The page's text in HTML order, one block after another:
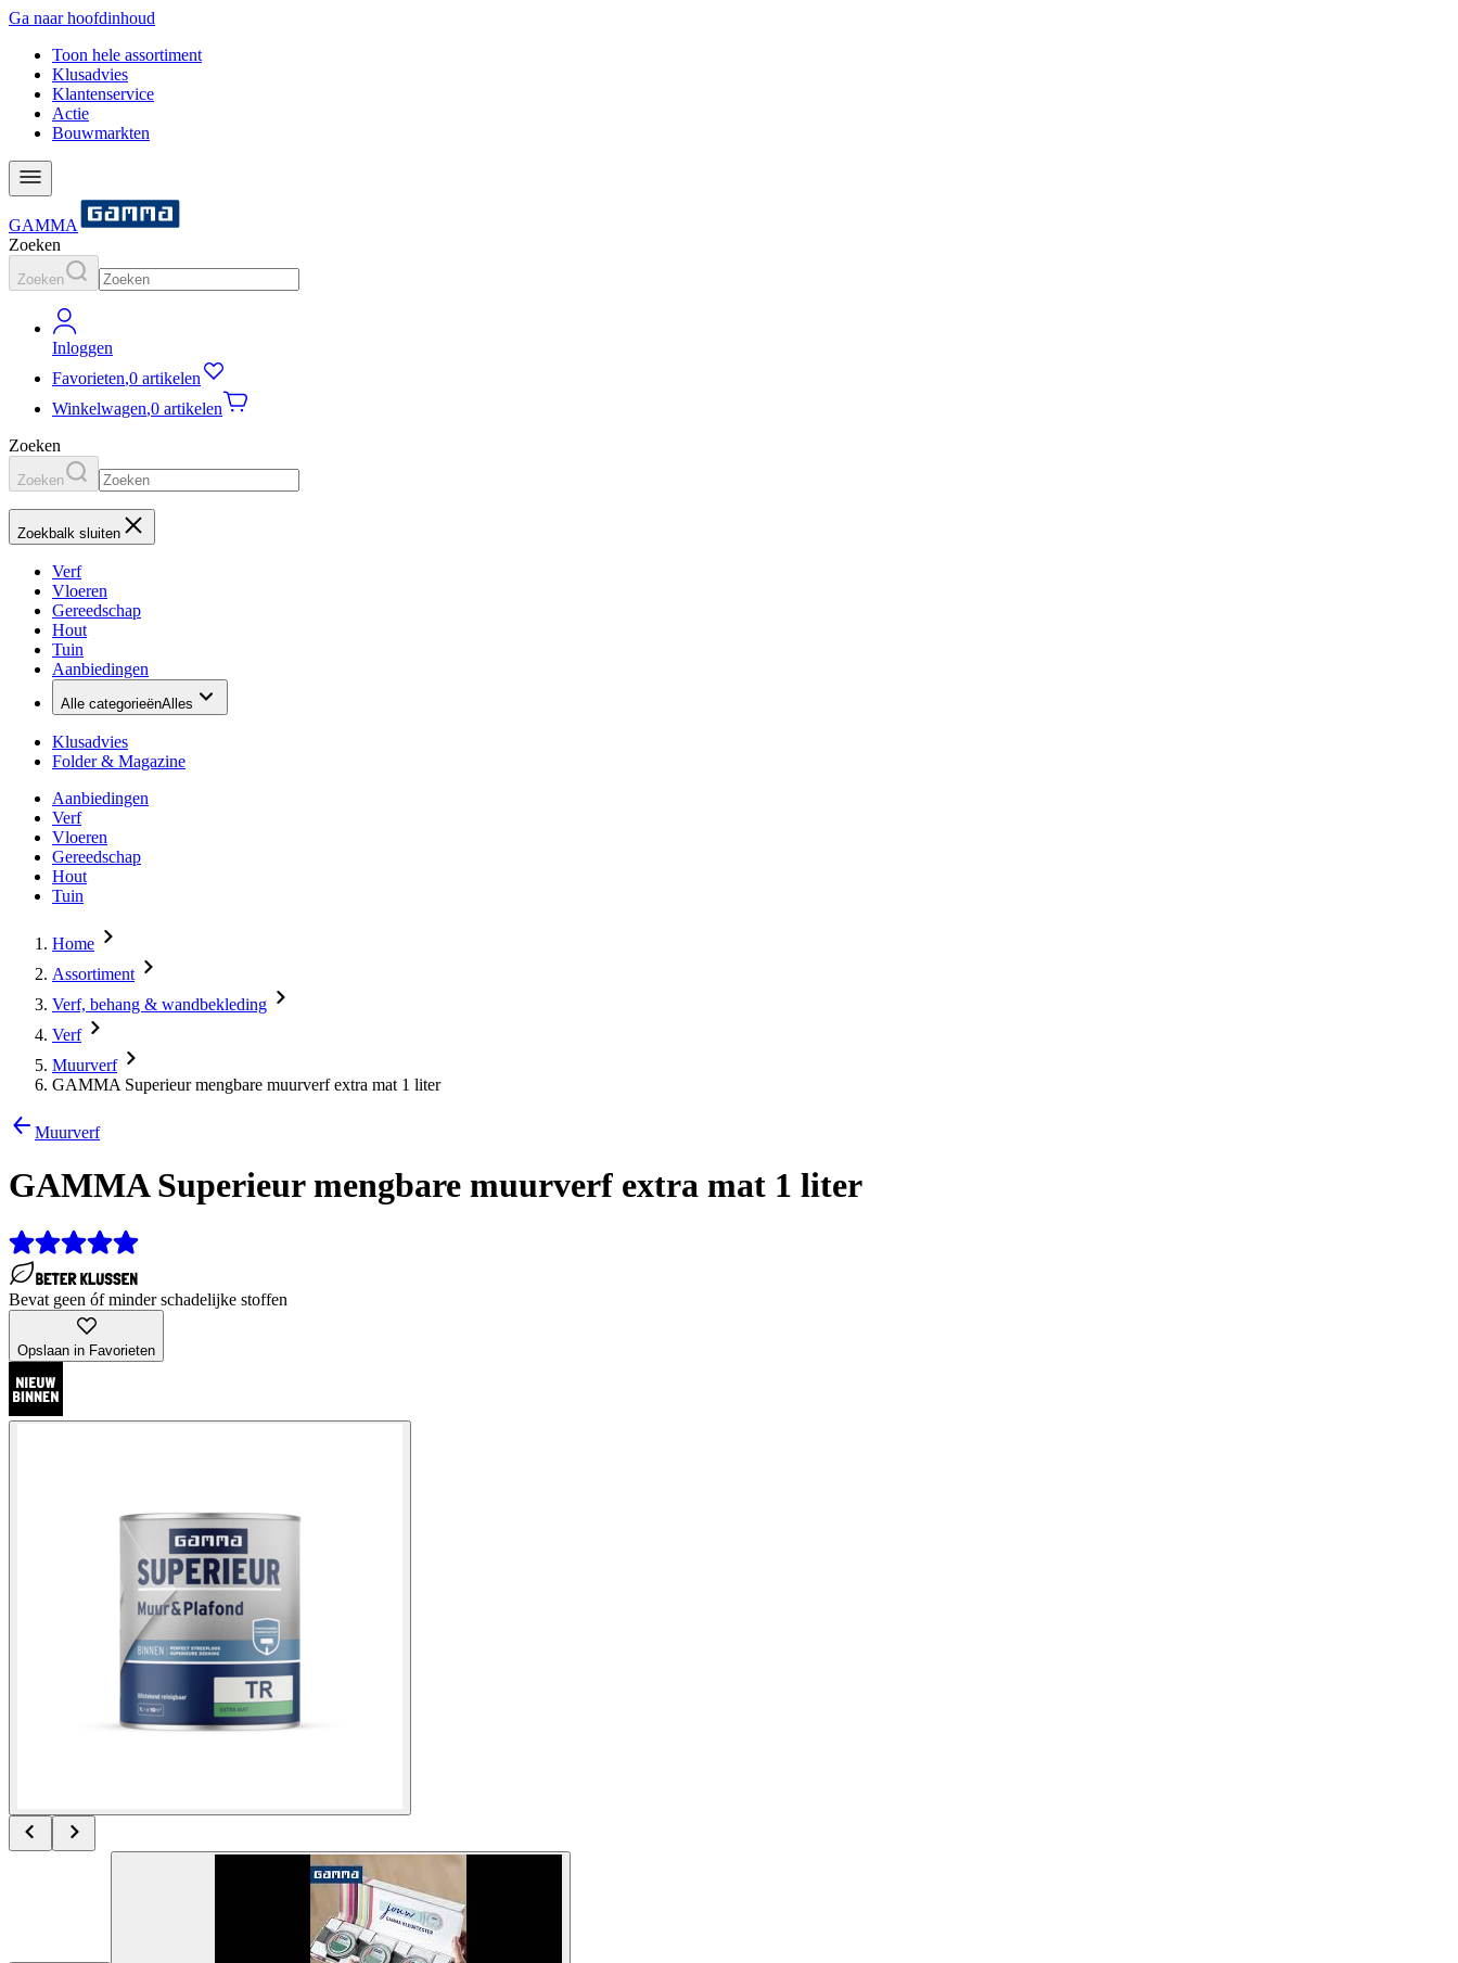
Ga naar hoofdinhoud
Toon hele assortiment
Klusadvies
Klantenservice
Actie
Bouwmarkten
GAMMA
Zoeken
Zoeken
Inloggen
Favorieten,0 artikelen
Winkelwagen,0 artikelen
Zoeken
Zoeken
Zoekbalk sluiten
Verf
Vloeren
Gereedschap
Hout
Tuin
Aanbiedingen
Alle categorieënAlles
Klusadvies
Folder & Magazine
Aanbiedingen
Verf
Vloeren
Gereedschap
Hout
Tuin
Home
Assortiment
Verf, behang & wandbekleding
Verf
Muurverf
GAMMA Superieur mengbare muurverf extra mat 1 liter
Muurverf
GAMMA Superieur mengbare muurverf extra mat 1 liter
Bevat geen óf minder schadelijke stoffen
Opslaan in Favorieten